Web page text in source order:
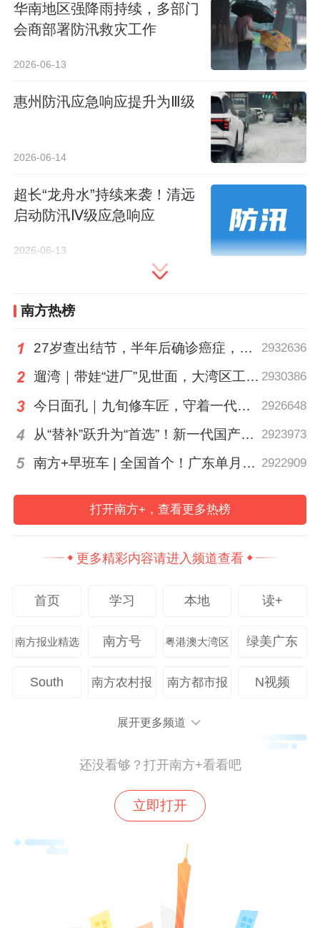
华南地区强降雨持续，多部门
会商部署防汛救灾工作
2026-06-13
惠州防汛应急响应提升为Ⅲ级
2026-06-14
超长“龙舟水”持续来袭！清远
启动防汛Ⅳ级应急响应
2026-06-13
南方热榜
27岁查出结节，半年后确诊癌症，甲状腺癌真的“懒”吗？ 2932636
遛湾｜带娃“进厂”见世面，大湾区工业研学攻略请查收 2930386
今日面孔｜九旬修车匠，守着一代又一代车轮转 2926648
从“替补”跃升为“首选”！新一代国产核心工业软件加速冲高端 2923973
南方+早班车 | 全国首个！广东单月用电量突破千亿千瓦时 2922909
打开南方+，查看更多热榜
更多精彩内容请进入频道查看
首页 学习 本地 读+
南方报业精选 南方号 粤港澳大湾区 绿美广东
South 南方农村报 南方都市报 N视频
展开更多频道
还没看够？打开南方+看看吧
立即打开